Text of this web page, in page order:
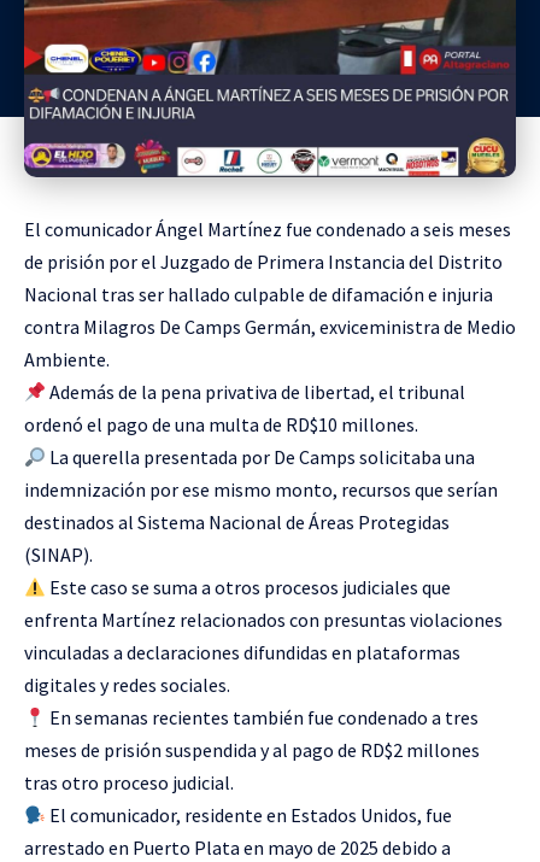
El comunicador Ángel Martínez fue condenado a seis meses
de prisión por el Juzgado de Primera Instancia del Distrito
Nacional tras ser hallado culpable de difamación e injuria
contra Milagros De Camps Germán, exviceministra de Medio
Ambiente.
Además de la pena privativa de libertad, el tribunal
ordenó el pago de una multa de RD$10 millones.
La querella presentada por De Camps solicitaba una
indemnización por ese mismo monto, recursos que serían
destinados al Sistema Nacional de Áreas Protegidas
(SINAP).
Este caso se suma a otros procesos judiciales que
enfrenta Martínez relacionados con presuntas violaciones
vinculadas a declaraciones difundidas en plataformas
digitales y redes sociales.
En semanas recientes también fue condenado a tres
meses de prisión suspendida y al pago de RD$2 millones
tras otro proceso judicial.
El comunicador, residente en Estados Unidos, fue
arrestado en Puerto Plata en mayo de 2025 debido a